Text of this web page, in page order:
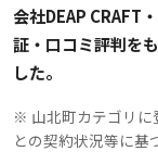
会社DEAP CRAFT
証・口コミ評判を
した。
※ 山北町カテゴリに
との契約状況等に基